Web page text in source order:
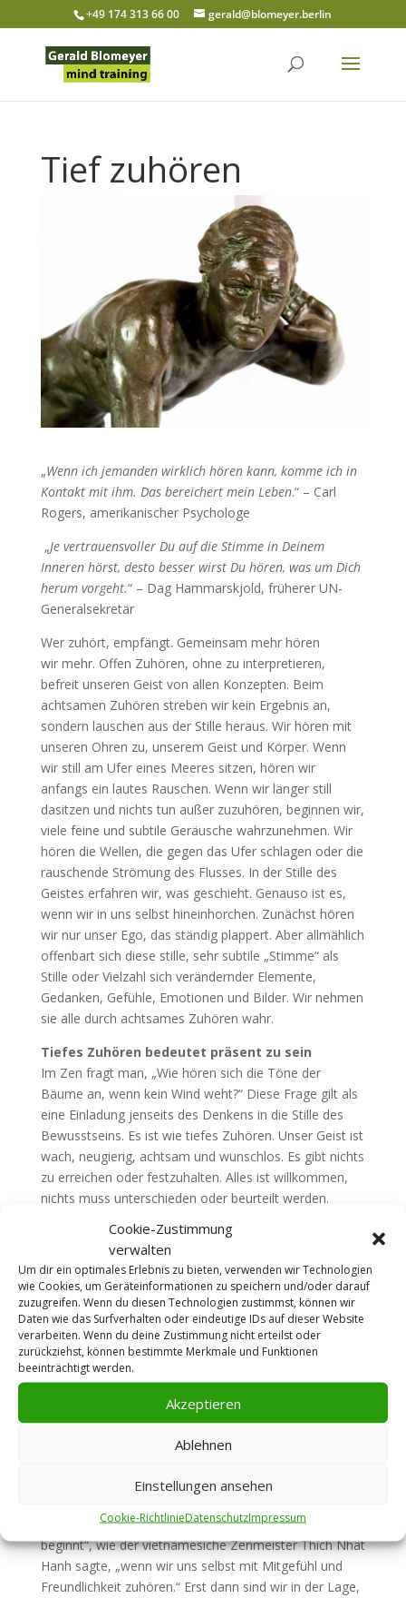
Cookie-Zustimmung
verwalten
Um dir ein optimales Erlebnis zu bieten, verwenden wir Technologien
wie Cookies, um Geräteinformationen zu speichern und/oder darauf
zuzugreifen. Wenn du diesen Technologien zustimmst, können wir
Daten wie das Surfverhalten oder eindeutige IDs auf dieser Website
verarbeiten. Wenn du deine Zustimmung nicht erteilst oder
zurückziehst, können bestimmte Merkmale und Funktionen
beeinträchtigt werden.
Akzeptieren
Ablehnen
Einstellungen ansehen
Cookie-RichtlinieDatenschutzImpressum
+49 174 313 66 00 gerald@blomeyer.berlin
Tief zuhören
„Wenn ich jemanden wirklich hören kann, komme ich in
Kontakt mit ihm. Das bereichert mein Leben.“ – Carl
Rogers, amerikanischer Psychologe
„Je vertrauensvoller Du auf die Stimme in Deinem
Inneren hörst, desto besser wirst Du hören, was um Dich
herum vorgeht.“ – Dag Hammarskjold, früherer UN-
Generalsekretär
Wer zuhört, empfängt. Gemeinsam mehr hören
wir mehr. Offen Zuhören, ohne zu interpretieren,
befreit unseren Geist von allen Konzepten. Beim
achtsamen Zuhören streben wir kein Ergebnis an,
sondern lauschen aus der Stille heraus. Wir hören mit
unseren Ohren zu, unserem Geist und Körper. Wenn
wir still am Ufer eines Meeres sitzen, hören wir
anfangs ein lautes Rauschen. Wenn wir länger still
dasitzen und nichts tun außer zuzuhören, beginnen wir,
viele feine und subtile Geräusche wahrzunehmen. Wir
hören die Wellen, die gegen das Ufer schlagen oder die
rauschende Strömung des Flusses. In der Stille des
Geistes erfahren wir, was geschieht. Genauso ist es,
wenn wir in uns selbst hineinhorchen. Zunächst hören
wir nur unser Ego, das ständig plappert. Aber allmählich
offenbart sich diese stille, sehr subtile „Stimme“ als
Stille oder Vielzahl sich verändernder Elemente,
Gedanken, Gefühle, Emotionen und Bilder. Wir nehmen
sie alle durch achtsames Zuhören wahr.
Tiefes Zuhören bedeutet präsent zu sein
Im Zen fragt man, „Wie hören sich die Töne der
Bäume an, wenn kein Wind weht?“ Diese Frage gilt als
eine Einladung jenseits des Denkens in die Stille des
Bewusstseins. Es ist wie tiefes Zuhören. Unser Geist ist
wach, neugierig, achtsam und wunschlos. Es gibt nichts
zu erreichen oder festzuhalten. Alles ist willkommen,
nichts muss unterschieden oder beurteilt werden.
heißen, entsteht Harmonie im ausgeglichenen Geist.
Das tiefe Zuhören ist achtsam, präsent und offenbart
viele Aspekte dessen, was wir sind. Alles, was im klaren
Bewusstsein erscheint, darf so sein, ohne dass wir
versuchen, das Gesagte zu kontrollieren oder zu
beurteilen. Doch meist denken wir oder sind so mit
dem beschäftigt, was wir sagen wollen, dass wir nur
unsere Ansichten hören. Es fällt uns schwer, unsere
innere Stimme zu hören.
Ohne uns selbst zuzuhören, gibt es keine
Das Zuhören ist eine aktive Erfahrung, die
andere besser zu verstehen. „Gute Kommunikation
beginnt“, wie der vietnamesiche Zenmeister Thich Nhat
Hanh sagte, „wenn wir uns selbst mit Mitgefühl und
Freundlichkeit zuhören.“ Erst dann sind wir in der Lage,